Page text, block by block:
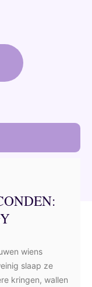
wiens
slaap ze
kringen, wallen